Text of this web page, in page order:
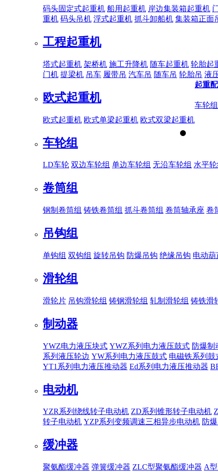
码头固定式起重机 船用起重机 岸边集装箱起重机
重机 码头吊机 浮式起重机 抓斗卸船机 集装箱正面
工程起重机
塔式起重机 架桥机 施工升降机 随车起重机 轮胎起
门机 提梁机 吊车 履带吊 汽车吊 随车吊 轮胎吊 液
欧式起重机
欧式起重机 欧式单梁起重机 欧式双梁起重机
起重
车轮组
车轮组
LD车轮 双边车轮组 单边车轮组 无沿车轮组 水平
卷筒组
钢制卷筒组 铸铁卷筒组 抓斗卷筒组 卷筒轴承座 卷
吊钩组
单钩组 双钩组 旋转吊钩 防爆吊钩 绝缘吊钩 电动
滑轮组
滑轮片 吊钩滑轮组 铸钢滑轮组 轧制滑轮组 铸铁滑
制动器
YWZ电力液压块式 YWZ系列电力液压鼓式 防爆制
系列液压轮边 YW系列电力液压鼓式 电磁铁系列鼓
YT1系列电力液压推动器 Ed系列电力液压推动器
电动机
YZR系列绕线转子电动机 ZD系列锥形转子电动机
转子电动机 YZP系列变频调速三相异步电动机 防
缓冲器
聚氨酯缓冲器 弹簧缓冲器 ZLC型聚氨酯缓冲器 A